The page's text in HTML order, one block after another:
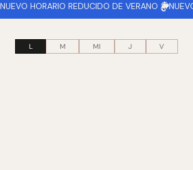
NUEVO HORARIO REDUCIDO DE VERANO
L M MI J V